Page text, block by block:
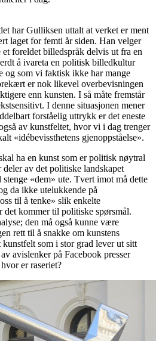
har Gulliksen uttalt at verket er ment
laget for femti år siden. Han velger
foreldet billedspråk delvis ut fra en
å ivareta en politisk billedkultur
og som vi faktisk ikke har mange
er nok likevel overbevisningen
enn kunsten. I så måte fremstår
I denne situasjonen mener
forståelig uttrykk er det eneste
av kunstfeltet, hvor vi i dag trenger
«idébevissthetens gjenoppståelse».
ha en kunst som er politisk nøytral
av det politiske landskapet
«dem» ute. Tvert imot må dette
da ikke utelukkende på
til å tenke» slik enkelte
kommer til politiske spørsmål.
den må også kunne være
rett til å snakke om kunstens
som i stor grad lever ut sitt
avislenker på Facebook presser
er raseriet?